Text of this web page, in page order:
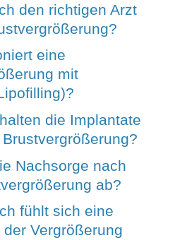
den richtigen Arzt
eine
mit
die Implantate
Nachsorge nach
ab?
fühlt sich eine
Vergrößerung